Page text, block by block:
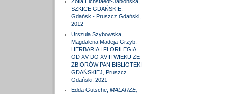
SZKICE GDAŃSKIE,
Gdańsk - Pruszcz Gdański,
2012
Urszula Szybowska,
Magdalena Madeja-Grzyb,
HERBARIA I FLORILEGIA
OD XV DO XVIII WIEKU ZE
ZBIORÓW PAN BIBLIOTEKI
GDAŃSKIEJ, Pruszcz
Gdański, 2021
Edda Gutsche, MALARZE,